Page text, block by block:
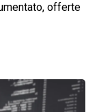
offerte